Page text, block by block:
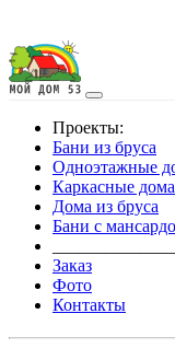
Проекты:
Бани из бруса
Одноэтажные
Каркасные дома
Дома из бруса
Бани с
Заказ
Фото
Контакты